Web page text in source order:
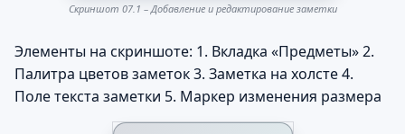
Скриншот 07.1 – Добавление и редактирование заметки
Элементы на скриншоте: 1. Вкладка «Предметы» 2.
Палитра цветов заметок 3. Заметка на холсте 4.
Поле текста заметки 5. Маркер изменения размера